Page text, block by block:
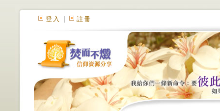
登入 註冊